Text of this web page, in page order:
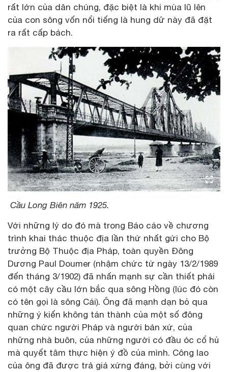
rất lớn của dân chúng, đặc biệt là khi mùa lũ lên
của con sông vốn nổi tiếng là hung dữ này đã đặt
ra rất cấp bách.
Cầu Long Biên năm 1925.
Với những lý do đó mà trong Báo cáo về chương
trình khai thác thuộc địa lần thứ nhất gửi cho Bộ
trưởng Bộ Thuộc địa Pháp, toàn quyền Đông
Dương Paul Doumer (nhậm chức từ ngày 13/2/1989
đến tháng 3/1902) đã nhấn mạnh sự cần thiết phải
có một cây cầu lớn bắc qua sông Hồng (lúc đó còn
có tên gọi là sông Cái). Ông đã mạnh dạn bỏ qua
những ý kiến không tán thành của một số đông
quan chức người Pháp và người bản xứ, của
những nhà buôn, của những người có đầu óc cổ hủ
mà quyết tâm thực hiện ý đồ của mình. Công lao
của ông đã được trả giá xứng đáng, bởi cùng với